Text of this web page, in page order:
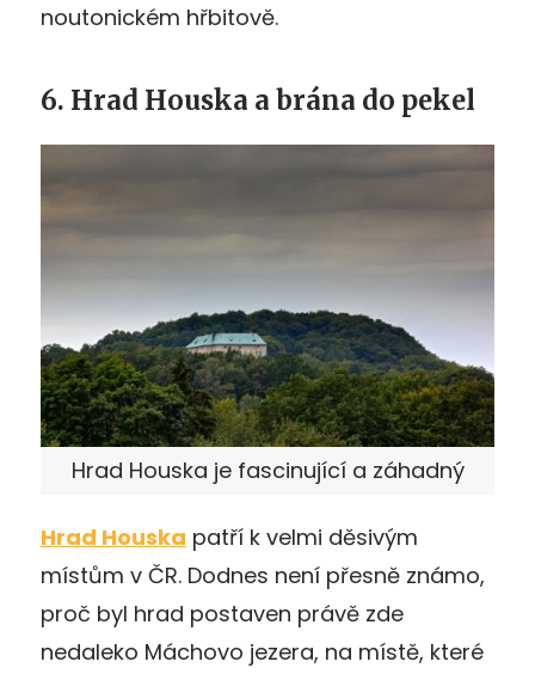
noutonickém hřbitově.
6. Hrad Houska a brána do pekel
Hrad Houska je fascinující a záhadný
Hrad Houska patří k velmi děsivým
místům v ČR. Dodnes není přesně známo,
proč byl hrad postaven právě zde
nedaleko Máchovo jezera, na místě, které